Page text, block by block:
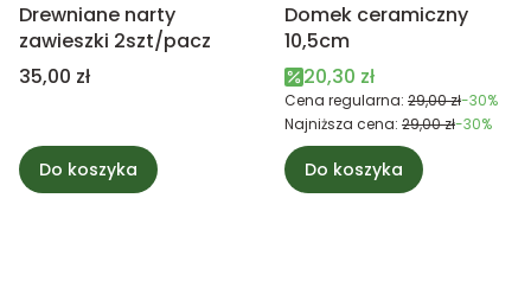
Drewniane narty
zawieszki 2szt/pacz
Cena
35,00 zł
Do koszyka
Domek ceramiczny
10,5cm
Cena promocyjna
20,30 zł
Cena regularna: 29,00 zł-30%
Najniższa cena: 29,00 zł-30%
Do koszyka